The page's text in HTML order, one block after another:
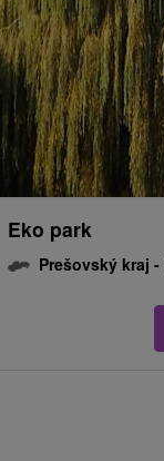
Eko park
Prešovský kraj -